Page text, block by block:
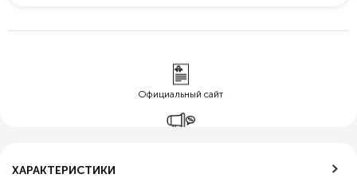
Официальный сайт
ХАРАКТЕРИСТИКИ